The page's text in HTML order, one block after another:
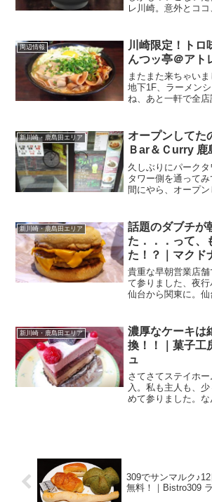
レ川崎。意外とコ
も12:10くらいまで
間ゼロで入店できる
周辺情報
川崎限定！トロ
んつッ亭＠アト
またまた来ちゃい
地下1F、ラーメン
ね、あと一軒で全
うわけで、残され
川崎店 さんお店...
新川崎・鹿島田エリア
オープンしてた
Ｂar＆Ｃurry 鹿
久しぶりにパーク
タワー側を通って
間にやら、オープン
崎の1F、ツインタ
ディング）側にあ
新川崎・鹿島田エリア
話題のダブチが
た．．．って、
た！？｜マクド
貴重な早朝営業店
て参りました、夜
仙台から関東に。
回利用しましたのは
まして、早朝の5:...
新川崎・鹿島田エリア
濃厚なケーキは
換！！｜菓子工
ュ
さてさてステイホ
入。私も主人も、
めて参りました。
309でサンマルク
無料！｜Bistro309